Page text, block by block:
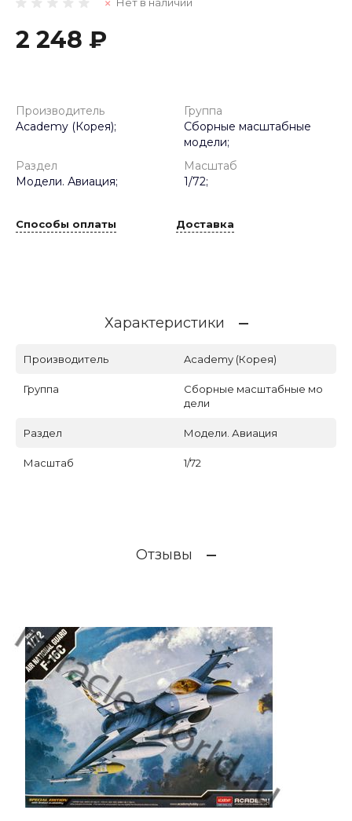
2 248 ₽
Производитель
Academy (Корея);
Группа
Сборные масштабные
модели;
Раздел
Модели. Авиация;
Масштаб
1/72;
Способы оплаты Доставка
Характеристики
Производитель Academy (Корея)
Группа
Сборные масштабные мо
дели
Раздел Модели. Авиация
Масштаб 1/72
Отзывы